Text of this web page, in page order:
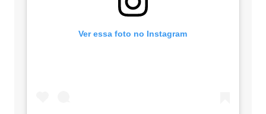
Ver essa foto no Instagram